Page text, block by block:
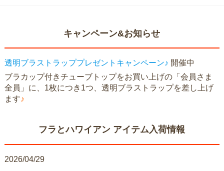
キャンペーン&お知らせ
透明ブラストラッププレゼントキャンペーン♪ 開催中
ブラカップ付きチューブトップをお買い上げの「会員さま
全員」に、1枚につき1つ、透明ブラストラップを差し上げ
ます♪
フラとハワイアン アイテム入荷情報
2026/04/29